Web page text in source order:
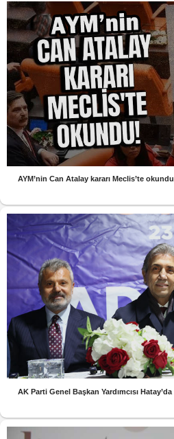
AYM’nin Can Atalay kararı Meclis’te okundu
AK Parti Genel Başkan Yardımcısı Hatay’da